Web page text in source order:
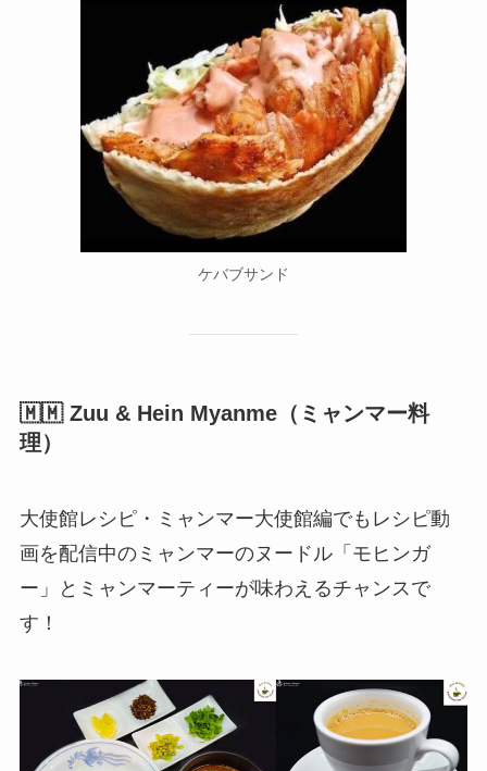
ケバブサンド
🇲🇲 Zuu & Hein Myanme（ミャンマー料
理）
大使館レシピ・ミャンマー大使館編でもレシピ動
画を配信中のミャンマーのヌードル「モヒンガ
ー」とミャンマーティーが味わえるチャンスで
す！